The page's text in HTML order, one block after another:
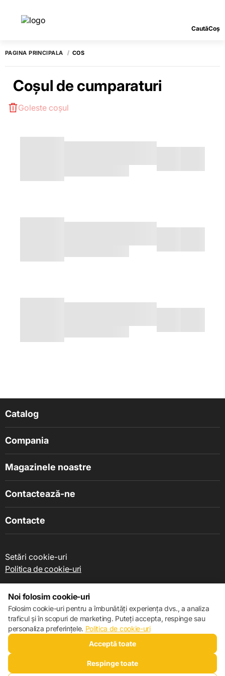
CautăCoș
PAGINA PRINCIPALĂ COS
Coșul de cumparaturi
Goleste coșul
Catalog
Compania
Magazinele noastre
Contactează-ne
Contacte
Setări cookie-uri
Politica de cookie-uri
© 2013 – 2026 ECOM
Noi folosim cookie-uri
Folosim cookie-uri pentru a îmbunătăți experiența dvs., a analiza
traficul și în scopuri de marketing. Puteți accepta, respinge sau
personaliza preferințele. Politica de cookie-uri
Acceptă toate
Respinge toate